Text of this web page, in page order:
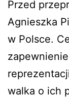
Przed
Agnieszka
w Polsce.
walka o ich